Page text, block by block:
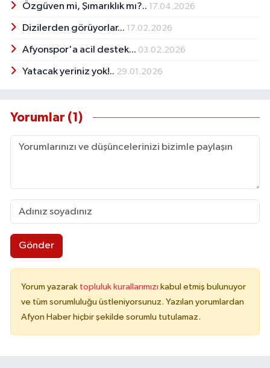
Özgüven mi, Şımarıklık mı?.. 17.04.2026
Dizilerden görüyorlar... 17.02.2026
Afyonspor'a acil destek... 03.02.2026
Yatacak yeriniz yok!.. 29.01.2026
Yorumlar (1)
Gönder
Yorum yazarak topluluk kurallarımızı kabul etmiş bulunuyor
ve tüm sorumluluğu üstleniyorsunuz. Yazılan yorumlardan
Afyon Haber hiçbir şekilde sorumlu tutulamaz.